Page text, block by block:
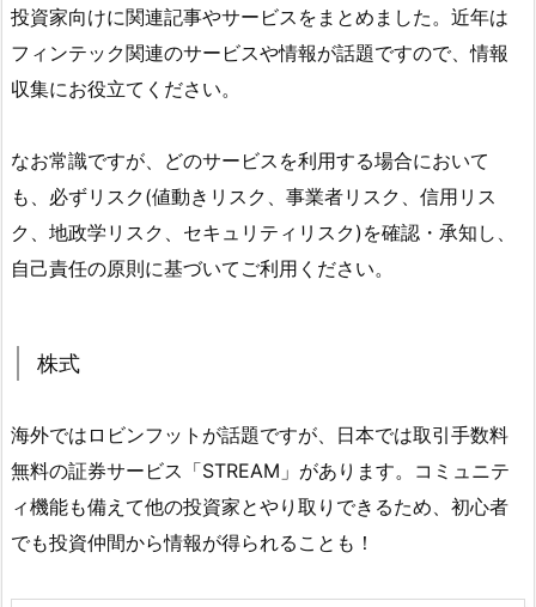
投資家向けに関連記事やサービスをまとめました。近年は
フィンテック関連のサービスや情報が話題ですので、情報
収集にお役立てください。
なお常識ですが、どのサービスを利用する場合において
も、必ずリスク(値動きリスク、事業者リスク、信用リス
ク、地政学リスク、セキュリティリスク)を確認・承知し、
自己責任の原則に基づいてご利用ください。
株式
海外ではロビンフットが話題ですが、日本では取引手数料
無料の証券サービス「STREAM」があります。コミュニテ
ィ機能も備えて他の投資家とやり取りできるため、初心者
でも投資仲間から情報が得られることも！